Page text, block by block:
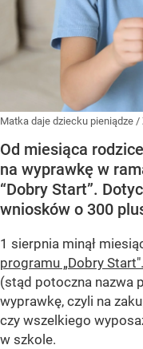
Matka daje dziecku pieniądze /
Od miesiąca
na wyprawkę w
“Dobry Start”.
wniosków o 300
1 sierpnia minął
programu „Dobry Start".
(stąd potoczna nazwa
wyprawkę, czyli na
czy wszelkiego
w szkole.